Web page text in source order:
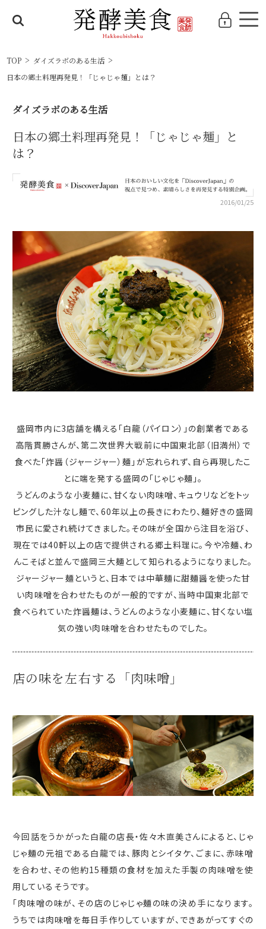
TOP
ダイズラボのある生活
日本の郷土料理再発見！「じゃじゃ麺」とは？
ダイズラボのある生活
日本の郷土料理再発見！「じゃじゃ麺」と
は？
2016/01/25
盛岡市内に3店舗を構える「白龍（パイロン）」の創業者である
高階貫勝さんが、第二次世界大戦前に中国東北部（旧満州）で
食べた「炸醤（ジャージャー）麺」が忘れられず、自ら再現したこ
とに端を発する盛岡の「じゃじゃ麺」。
うどんのような小麦麺に、甘くない肉味噌、キュウリなどをトッ
ピングした汁なし麺で、60年以上の長きにわたり、麺好きの盛岡
市民に愛され続けてきました。その味が全国から注目を浴び、
現在では40軒以上の店で提供される郷土料理に。今や冷麺、わ
んこそばと並んで盛岡三大麺として知られるようになりました。
ジャージャー麺というと、日本では中華麺に甜麺醤を使った甘
い肉味噌を合わせたものが一般的ですが、当時中国東北部で
食べられていた炸醤麺は、うどんのような小麦麺に、甘くない塩
気の強い肉味噌を合わせたものでした。
店の味を左右する「肉味噌」
今回話をうかがった白龍の店長・佐々木直美さんによると、じゃ
じゃ麺の元祖である白龍では、豚肉とシイタケ、ごまに、赤味噌
を合わせ、その他約15種類の食材を加えた手製の肉味噌を使
用しているそうです。
「肉味噌の味が、その店のじゃじゃ麺の味の決め手になります。
うちでは肉味噌を毎日手作りしていますが、できあがってすぐの